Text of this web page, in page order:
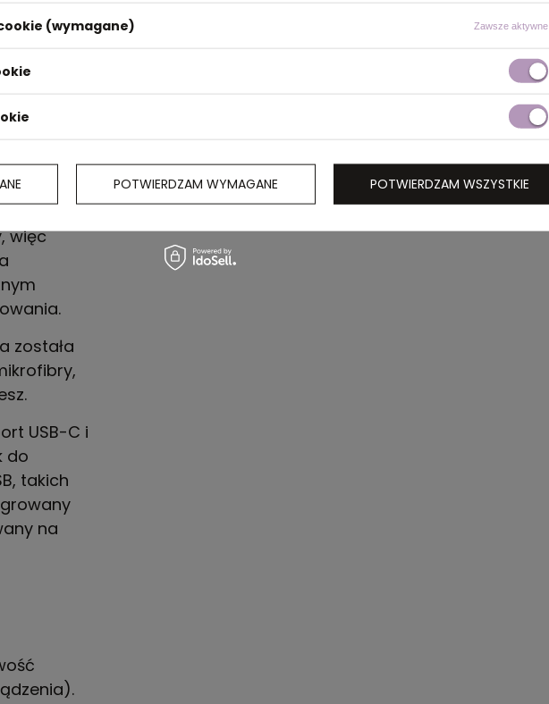
jest
więc
została
USB-C i
do
takich
na
(wymagane) Zawsze aktywne
POTWIERDZAM WYMAGANE POTWIERDZAM WSZYSTKIE